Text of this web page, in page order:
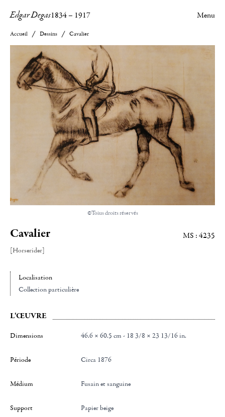
Edgar Degas1834– 1917 Menu
Accueil Dessins Cavalier
©Toius droits réservés
Cavalier
[Horserider]
MS : 4235
Localisation
Collection particulière
L'ŒUVRE
Dimensions 46.6 × 60.5 cm - 18 3/8 × 23 13/16 in.
Période Circa 1876
Médium Fusain et sanguine
Support Papier beige